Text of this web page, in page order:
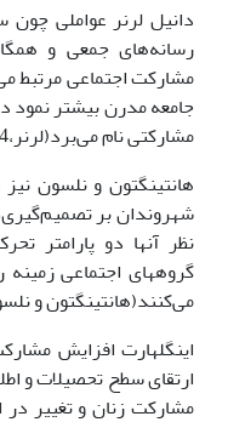
دانیل لرنر عواملی
رسانه‌های جمعی و
مشارکت اجتماعی مرتبط
جامعه مدرن بیشتر نمود
مشارکتی نام می‌برد(لرنر،57:1964).
هانتینگتون و نلسون
شهروندان بر
نظر آنها دو پارامتر
گروههای اجتماعی
می‌کنند(هانتینگتون و
اینگلهارت افزایش
ارتقای سطح تحصیلات و
مشارکت زنان و تغییر